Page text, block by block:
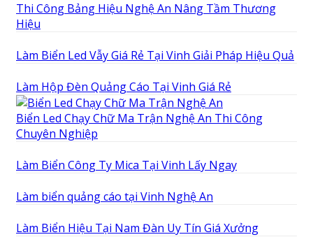
Thi Công Bảng Hiệu Nghệ An Nâng Tầm Thương
Hiệu
Làm Biển Led Vẫy Giá Rẻ Tại Vinh Giải Pháp Hiệu Quả
Làm Hộp Đèn Quảng Cáo Tại Vinh Giá Rẻ
Biển Led Chạy Chữ Ma Trận Nghệ An Thi Công
Chuyên Nghiệp
Làm Biển Công Ty Mica Tại Vinh Lấy Ngay
Làm biển quảng cáo tại Vinh Nghệ An
Làm Biển Hiệu Tại Nam Đàn Uy Tín Giá Xưởng